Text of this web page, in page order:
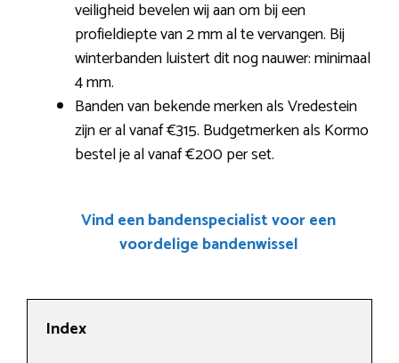
veiligheid bevelen wij aan om bij een
profieldiepte van 2 mm al te vervangen. Bij
winterbanden luistert dit nog nauwer: minimaal
4 mm.
Banden van bekende merken als Vredestein
zijn er al vanaf €315. Budgetmerken als Kormo
bestel je al vanaf €200 per set.
Vind een bandenspecialist voor een
voordelige bandenwissel
Index